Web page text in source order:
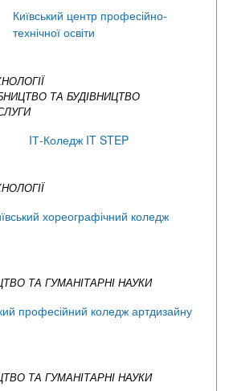
Київський центр професійно-
технічної освіти
ТА БУДІВНИЦТВО
IТ-Коледж IT STEP
хореографічний коледж
ТА ГУМАНІТАРНІ НАУКИ
професійний коледж артдизайну
ТА ГУМАНІТАРНІ НАУКИ